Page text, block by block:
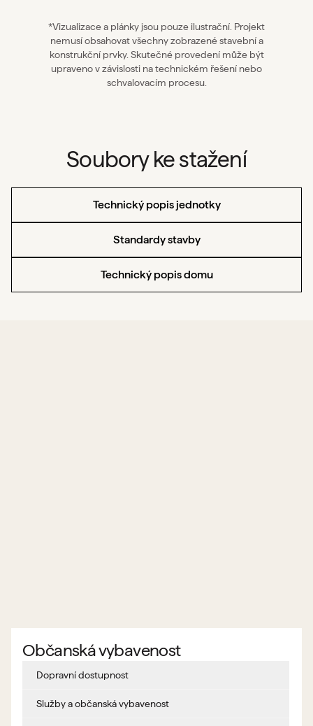
*Vizualizace a plánky jsou pouze ilustrační. Projekt
nemusí obsahovat všechny zobrazené stavební a
konstrukční prvky. Skutečné provedení může být
upraveno v závislosti na technickém řešení nebo
schvalovacím procesu.
Soubory ke stažení
Technický popis jednotky
Standardy stavby
Technický popis domu
Občanská vybavenost
Dopravní dostupnost
Služby a občanská vybavenost